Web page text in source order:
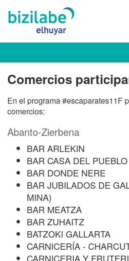
Comercios
En el programa #escaparates11F
comercios:
Abanto-Zierbena
BAR ARLEKIN
BAR CASA DEL PUEBLO
BAR DONDE NERE
BAR JUBILADOS DE
MINA)
BAR MEATZA
BAR ZUHAITZ
BATZOKI GALLARTA
CARNICERÍA -
CARNICERIA Y